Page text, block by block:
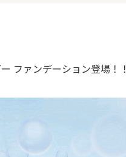
ファンデーション登場！！